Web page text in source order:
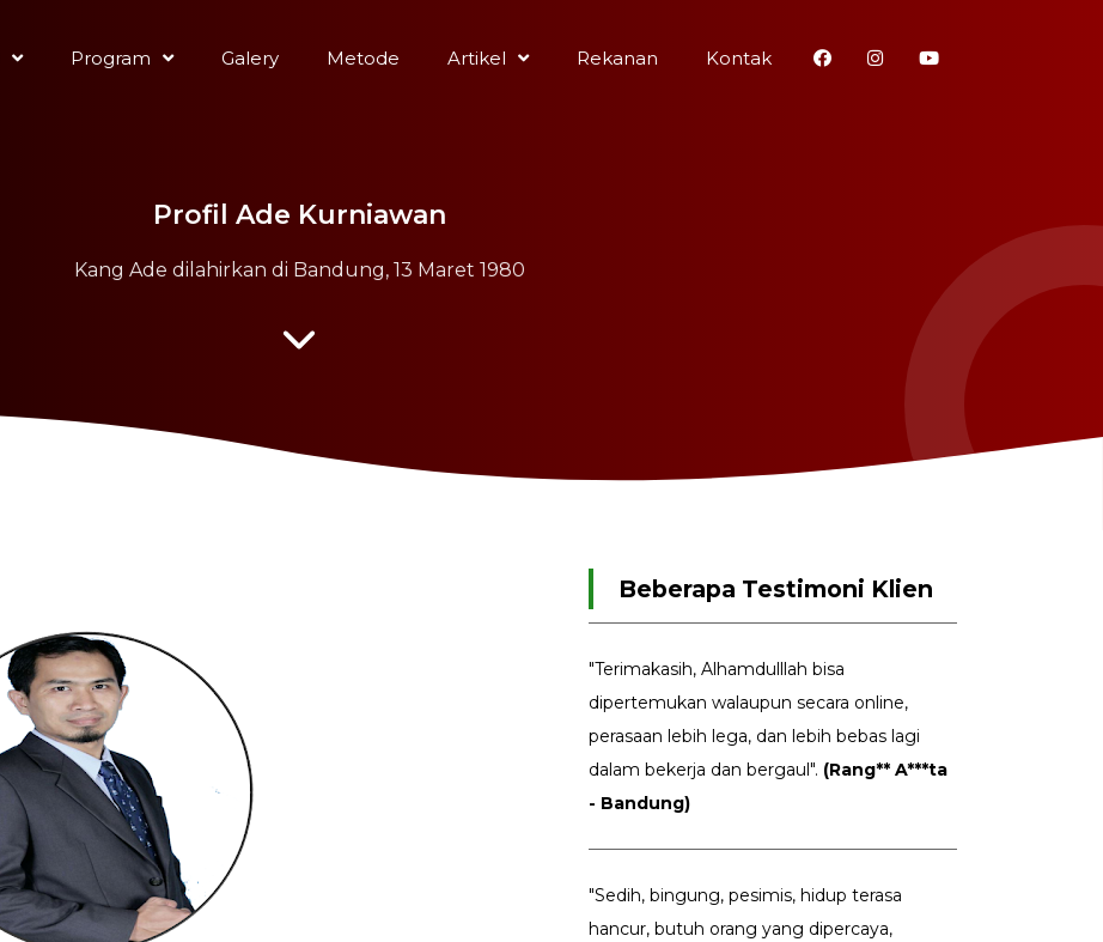
Program Galery Metode Artikel Rekanan Kontak
Profil Ade Kurniawan
Kang Ade dilahirkan di Bandung, 13 Maret 1980
Beberapa Testimoni Klien
"Terimakasih, Alhamdulllah bisa
dipertemukan walaupun secara online,
perasaan lebih lega, dan lebih bebas lagi
dalam bekerja dan bergaul". (Rang** A***ta
- Bandung)
"Sedih, bingung, pesimis, hidup terasa
hancur, butuh orang yang dipercaya,